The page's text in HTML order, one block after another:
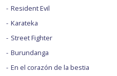
Resident Evil
Karateka
Street Fighter
Burundanga
En el corazón de la bestia